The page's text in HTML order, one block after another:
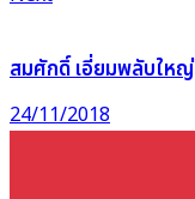
สมศักดิ์ เอี่ยมพลับใหญ่
24/11/2018